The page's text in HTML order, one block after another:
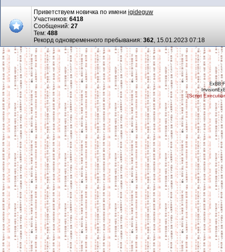
Приветствуем новичка по имени igideguw
Участников: 6418
Сообщений: 27
Тем: 488
Рекорд одновременного пребывания: 362, 15.01.2023 07:18
ExBB
[Script